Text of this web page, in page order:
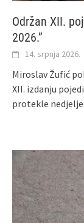
Održan XII.
2026.”
14. srpnja 2026.
Miroslav Žufić
XII. izdanju
protekle